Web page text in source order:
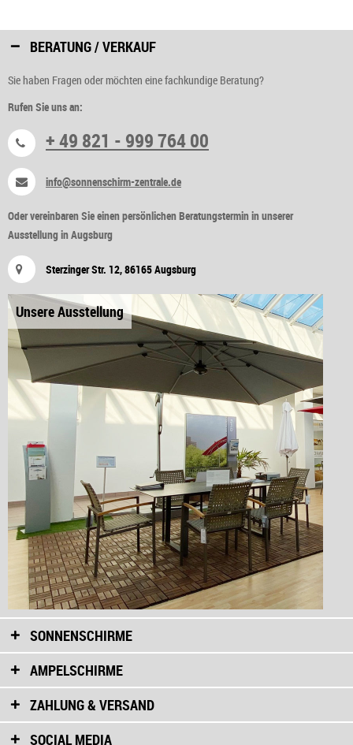
BERATUNG / VERKAUF
Sie haben Fragen oder möchten eine fachkundige Beratung?
Rufen Sie uns an:
+ 49 821 - 999 764 00
info@sonnenschirm-zentrale.de
Oder vereinbaren Sie einen persönlichen Beratungstermin in unserer
Ausstellung in Augsburg
Sterzinger Str. 12, 86165 Augsburg
Unsere Ausstellung
SONNENSCHIRME
AMPELSCHIRME
ZAHLUNG & VERSAND
SOCIAL MEDIA